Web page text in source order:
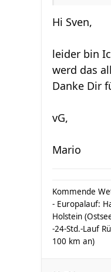
Hi Sven,
leider bin
werd das
Danke Dir
vG,
Mario
Kommende
- Europalauf:
Holstein
-24-Std.-Lauf
100 km an)